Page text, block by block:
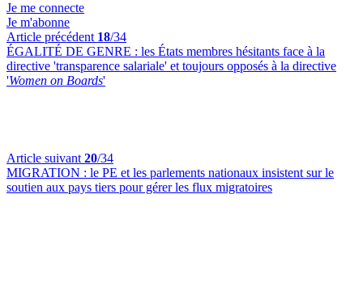
Je me connecte
Je m'abonne
Article précédent 18/34
ÉGALITÉ DE GENRE : les États membres hésitants face à la
directive 'transparence salariale' et toujours opposés à la directive
'Women on Boards'
Article suivant 20/34
MIGRATION : le PE et les parlements nationaux insistent sur le
soutien aux pays tiers pour gérer les flux migratoires